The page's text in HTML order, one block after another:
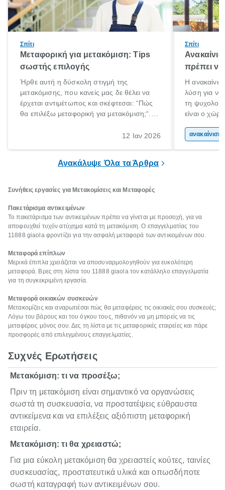
Σπίτι
Μεταφορική για μετακόμιση: Tips
σωστής επιλογής
Ήρθε αυτή η δύσκολη στιγμή της
μετακόμισης, που κανείς μας δε θέλει να
έρχεται αντιμέτωπος και σκέφτεσαι: “Πώς
θα επιλέξω μεταφορική για μετακόμιση;“.
ξεκινάς τις απαραίτητες ετοιμασίες,12 Ιαν 2026
Σπίτι
πρέπει να
Η
λύση για να
τη
είναι ο
Επομένως,
Ανακάλυψε Όλα τα Άρθρα
Συνήθεις εργασίες για Μετακομίσεις και Μεταφορές
Πακετάρισμα αντικειμένων
Το πακετάρισμα των αντικειμένων πρέπει να γίνεται με προσοχή, για να
αποφευχθεί τυχόν ατύχημα κατά τη μετακόμιση. Ο επαγγελματίας του
11888 giaola φροντίζει για την ασφαλή μεταφορά των αντικειμένων σου.
Μεταφορά επίπλων
Μερικά έπιπλα χρειάζεται να αποσυναρμολογηθούν για ευκολότερη
μεταφορά. Βρες στη λίστα του 11888 giaola τον κατάλληλο επαγγελματία
για τη συγκεκριμένη εργασία.
Μεταφορά οικιακών συσκευών
Μετακομίζεις και αναρωτιέσαι πώς θα μεταφέρεις τις οικιακές σου συσκευές;
Λόγω του βάρους και του όγκου τους, πιθανόν να μη μπορείς να τις
μεταφέρεις μόνος σου. Δες τη λίστα με τις μεταφορικές εταιρείες και πάρε
προσφορές από επιλεγμένους επαγγελματίες.
Συχνές Ερωτήσεις
Μετακόμιση: τι να προσέξω;
Πριν τη μετακόμιση είναι σημαντικό να οργανώσεις
σωστά τη συσκευασία, να προστατέψεις εύθραυστα
αντικείμενα και να επιλέξεις αξιόπιστη μεταφορική
εταιρεία.
Μετακόμιση: τι θα χρειαστώ;
Για μια εύκολη μετακόμιση θα χρειαστείς κούτες, ταινίες
συσκευασίας, προστατευτικά υλικά και οπωσδήποτε
σωστή καταγραφή των αντικειμένων σου.